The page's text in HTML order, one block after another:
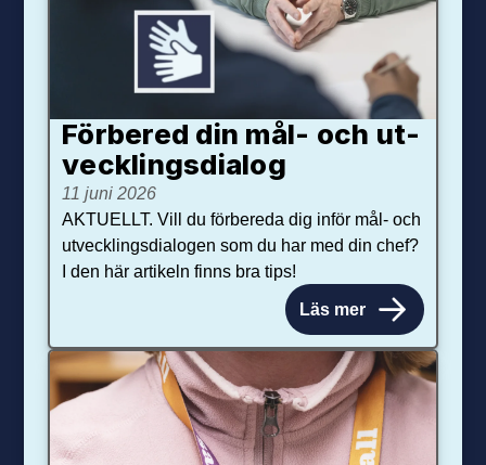
Förbered din mål- och ut­
veck­lings­dialog
11 juni 2026
AKTUELLT. Vill du förbereda dig inför mål- och
utvecklingsdialogen som du har med din chef?
I den här artikeln finns bra tips!
Läs mer